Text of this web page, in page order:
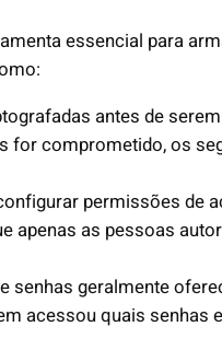
essencial para
antes de
for comprometido, os
permissões de
apenas as pessoas
senhas geralmente
acessou quais senhas